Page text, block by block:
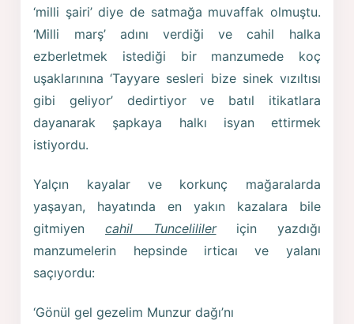
‘milli şairi’ diye de satmağa muvaffak olmuştu.
‘Milli marş’ adını verdiği ve cahil halka
ezberletmek istediği bir manzumede koç
uşaklarınına ‘Tayyare sesleri bize sinek vızıltısı
gibi geliyor’ dedirtiyor ve batıl itikatlara
dayanarak şapkaya halkı isyan ettirmek
istiyordu.
Yalçın kayalar ve korkunç mağaralarda
yaşayan, hayatında en yakın kazalara bile
gitmiyen cahil Tuncelilileriçin yazdığı
manzumelerin hepsinde irticaı ve yalanı
saçıyordu:
‘Gönül gel gezelim Munzur dağı’nı